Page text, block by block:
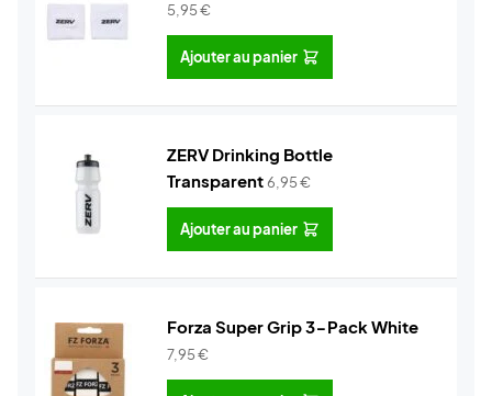
5,95€
Ajouter au panier
ZERV Drinking Bottle
Transparent6,95€
Ajouter au panier
Forza Super Grip 3-Pack White
7,95€